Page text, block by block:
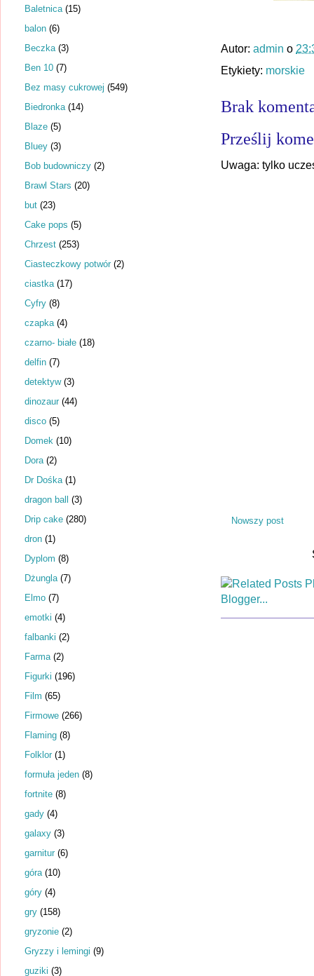
Autor: admin o
Etykiety: morskie
Brak
Prześlij
Uwaga: tylko
Nowszy post
Baletnica (15)
balon (6)
Beczka (3)
Ben 10 (7)
Bez masy cukrowej (549)
Biedronka (14)
Blaze (5)
Bluey (3)
Bob budowniczy (2)
Brawl Stars (20)
but (23)
Cake pops (5)
Chrzest (253)
Ciasteczkowy potwór (2)
ciastka (17)
Cyfry (8)
czapka (4)
czarno- białe (18)
delfin (7)
detektyw (3)
dinozaur (44)
disco (5)
Domek (10)
Dora (2)
Dr Dośka (1)
dragon ball (3)
Drip cake (280)
dron (1)
Dyplom (8)
Dżungla (7)
Elmo (7)
emotki (4)
falbanki (2)
Farma (2)
Figurki (196)
Film (65)
Firmowe (266)
Flaming (8)
Folklor (1)
formuła jeden (8)
fortnite (8)
gady (4)
galaxy (3)
garnitur (6)
góra (10)
góry (4)
gry (158)
gryzonie (2)
Gryzzy i lemingi (9)
guziki (3)